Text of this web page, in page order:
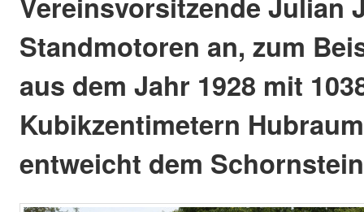
Standmotoren an, zum
aus dem Jahr 1928 mit
Kubikzentimetern
entweicht dem